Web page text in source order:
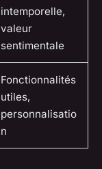
intemporelle,
valeur
sentimentale
Fonctionnalités
utiles,
personnalisatio
n